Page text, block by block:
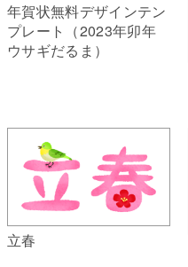
年賀状無料デザインテン
プレート（2023年卯年
ウサギだるま）
立春